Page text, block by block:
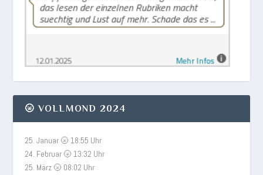
🌝 VOLLMOND 2024
25. Januar 🌝 18:55 Uhr
24. Februar 🌝 13:32 Uhr
25. März 🌝 08:02 Uhr